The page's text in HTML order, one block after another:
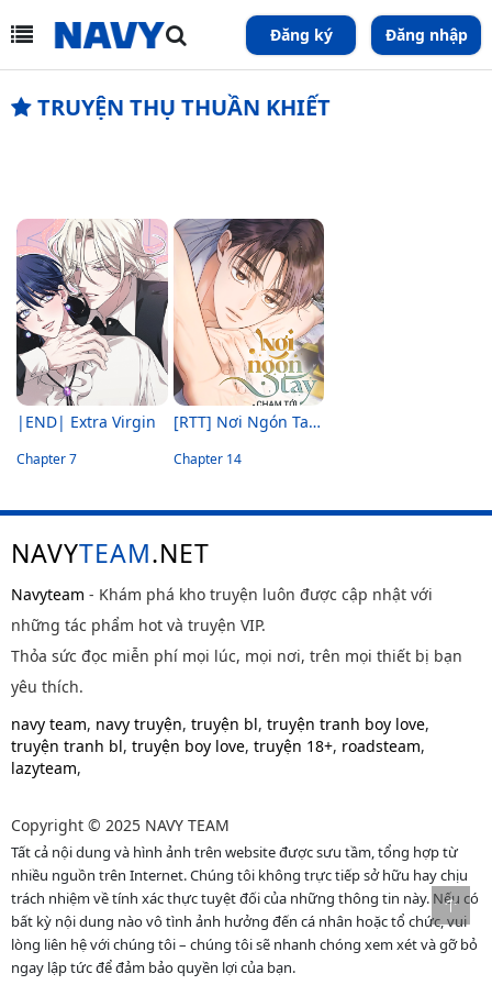
Đăng ký Đăng nhập
TRUYỆN THỤ THUẦN KHIẾT
|END| Extra Virgin
Chapter 7
[RTT] Nơi Ngón Tay Chạm Tới
Chapter 14
NAVYTEAM.NET
Navyteam - Khám phá kho truyện luôn được cập nhật với
những tác phẩm hot và truyện VIP.
Thỏa sức đọc miễn phí mọi lúc, mọi nơi, trên mọi thiết bị bạn
yêu thích.
navy team, navy truyện, truyện bl, truyện tranh boy love,
truyện tranh bl, truyện boy love, truyện 18+, roadsteam,
lazyteam,
Copyright © 2025 NAVY TEAM
Tất cả nội dung và hình ảnh trên website được sưu tầm, tổng hợp từ
nhiều nguồn trên Internet. Chúng tôi không trực tiếp sở hữu hay chịu
trách nhiệm về tính xác thực tuyệt đối của những thông tin này. Nếu có
bất kỳ nội dung nào vô tình ảnh hưởng đến cá nhân hoặc tổ chức, vui
lòng liên hệ với chúng tôi – chúng tôi sẽ nhanh chóng xem xét và gỡ bỏ
ngay lập tức để đảm bảo quyền lợi của bạn.